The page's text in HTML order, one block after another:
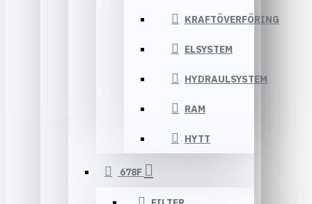
KRAFTÖVERFÖRING
ELSYSTEM
HYDRAULSYSTEM
RAM
HYTT
678F